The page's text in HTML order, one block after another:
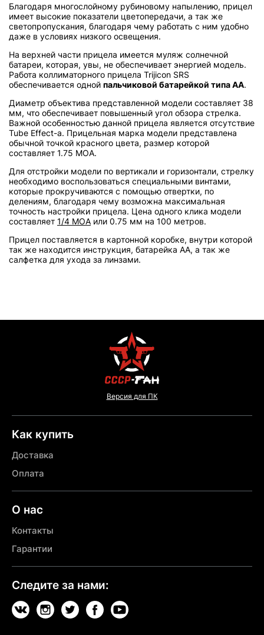
Благодаря многослойному рубиновому напылению, прицел
имеет высокие показатели цветопередачи, а так же
светопропускания, благодаря чему работать с ним удобно
даже в условиях низкого освещения.
На верхней части прицела имеется муляж солнечной
батареи, которая, увы, не обеспечивает энергией модель.
Работа коллиматорного прицела Trijicon SRS
обеспечивается одной пальчиковой батарейкой типа АА.
Диаметр объектива представленной модели составляет 38
мм, что обеспечивает повышенный угол обзора стрелка.
Важной особенностью данной прицела является отсутствие
Tube Effect-a. Прицельная марка модели представлена
обычной точкой красного цвета, размер которой
составляет 1.75 МОА.
Для отстройки модели по вертикали и горизонтали, стрелку
необходимо воспользоваться специальными винтами,
которые прокручиваются с помощью отвертки, по
делениям, благодаря чему возможна максимальная
точность настройки прицела. Цена одного клика модели
составляет 1/4 МОА или 0.75 мм на 100 метров.
Прицел поставляется в картонной коробке, внутри которой
так же находится инструкция, батарейка АА, а так же
салфетка для ухода за линзами.
Версия для ПК
Как купить
Доставка
Оплата
О нас
Контакты
Гарантии
Следите за нами: